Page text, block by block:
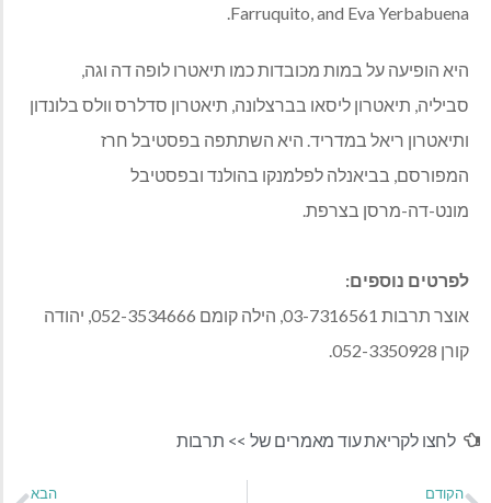
Farruquito, and Eva Yerbabuena.
היא הופיעה על במות מכובדות כמו תיאטרו לופה דה וגה,
סביליה, תיאטרון ליסאו בברצלונה, תיאטרון סדלרס וולס בלונדון
ותיאטרון ריאל במדריד. היא השתתפה בפסטיבל חרז
המפורסם, בביאנלה לפלמנקו בהולנד ובפסטיבל
מונט-דה-מרסן בצרפת.
לפרטים נוספים:
אוצר תרבות 03-7316561, הילה קומם 052-3534666, יהודה
קורן 052-3350928.
לחצו לקריאת עוד מאמרים של >> תרבות
הקודם הבא